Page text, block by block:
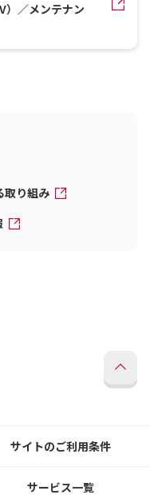
）／メンテナン
取り組み
サイトのご利用条件
サービス一覧